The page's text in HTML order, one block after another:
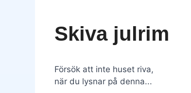
Skiva julrim
Försök att inte huset riva,
när du lysnar på denna...